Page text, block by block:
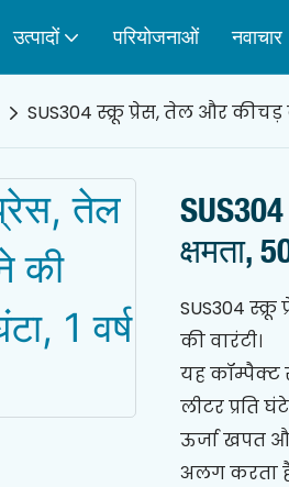
उत्पादों परियोजनाओं नवाचार
SUS304 स्क्रू प्रेस, तेल और कीचड़
क्षमता,
SUS304
की वारंटी।
यह कॉम्पैक्ट
लीटर प्रति
ऊर्जा खपत
अलग करता